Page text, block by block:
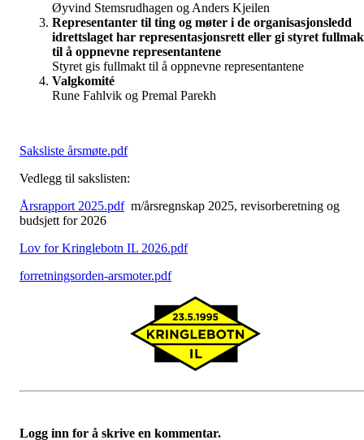
Øyvind Stemsrudhagen og Anders Kjeilen
Representanter til ting og møter i de organisasjonsledd
idrettslaget har representasjonsrett eller gi styret
til å oppnevne representantene
Styret gis fullmakt til å oppnevne representantene
Valgkomité
Rune Fahlvik og Premal Parekh
Saksliste årsmøte.pdf
Vedlegg til sakslisten:
Årsrapport 2025.pdfm/årsregnskap 2025, revisorberetning og
budsjett for 2026
Lov for Kringlebotn IL 2026.pdf
forretningsorden-arsmoter.pdf
Logg inn for å skrive en kommentar.